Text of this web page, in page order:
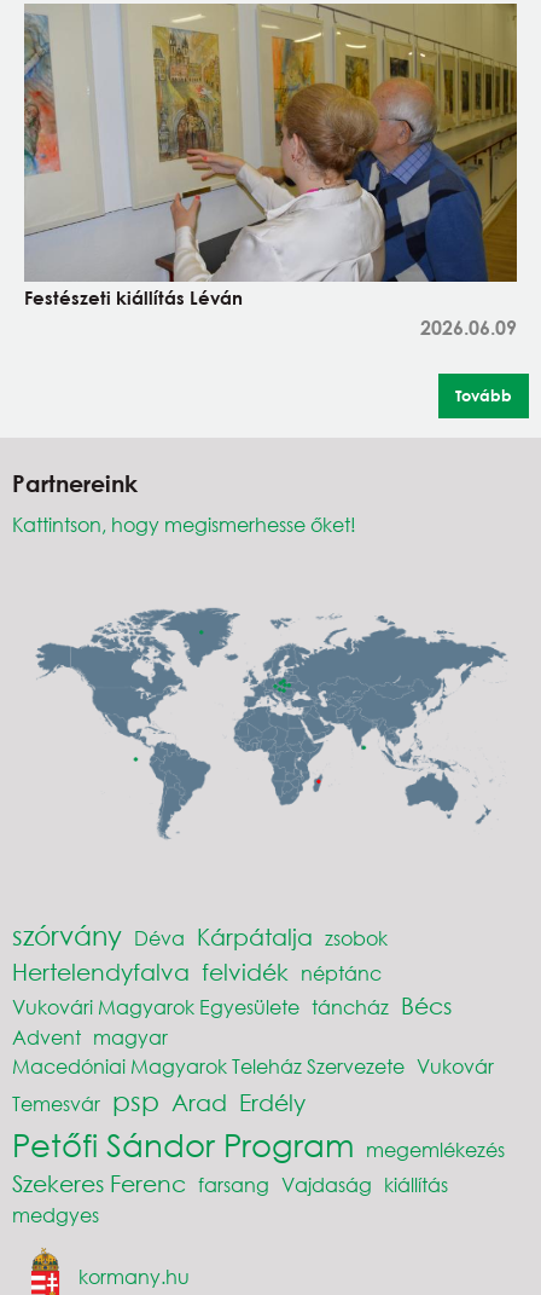
Festészeti kiállítás Léván
2026.06.09
Tovább
Partnereink
Kattintson, hogy megismerhesse őket!
szórvány Déva Kárpátalja zsobok
Hertelendyfalva felvidék néptánc
Vukovári Magyarok Egyesülete táncház Bécs
Advent magyar
Macedóniai Magyarok Teleház Szervezete Vukovár
Temesvár psp Arad Erdély
Petőfi Sándor Program megemlékezés
Szekeres Ferenc farsang Vajdaság kiállítás
medgyes
kormany.hu